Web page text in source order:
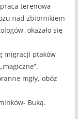
terenowa
nad zbiornikiem
okazało się
migracji ptaków
mgły, obóz
Buką.